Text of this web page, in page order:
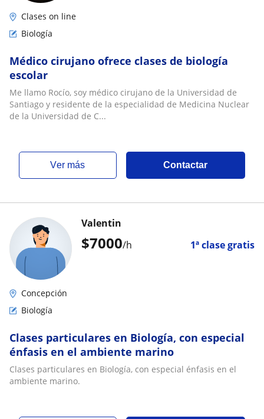
Clases on line
Biología
Médico cirujano ofrece clases de biología
escolar
Me llamo Rocío, soy médico cirujano de la Universidad de
Santiago y residente de la especialidad de Medicina Nuclear
de la Universidad de C...
ver más Contactar
$7000/h 1ª clase gratis
Valentin
Concepción
Biología
Clases particulares en Biología, con especial
énfasis en el ambiente marino
Clases particulares en Biología, con especial énfasis en el
ambiente marino.